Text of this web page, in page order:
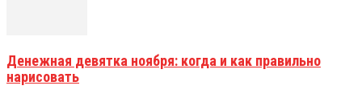
Денежная девятка ноября: когда и как правильно
нарисовать